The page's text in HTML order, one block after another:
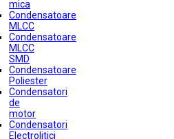
mica
Condensatoare
MLCC
Condensatoare
MLCC
SMD
Condensatoare
Poliester
Condensatori
de
motor
Condensatori
Electrolitici